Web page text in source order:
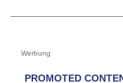
Werbung